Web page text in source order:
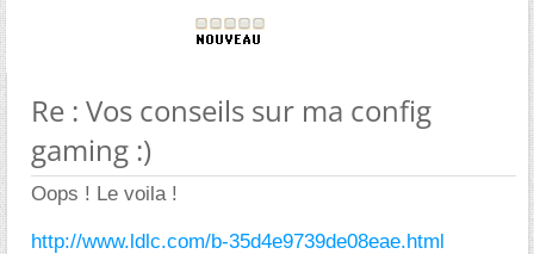
Re : Vos conseils sur ma config
gaming :)
Oops ! Le voila !
http://www.ldlc.com/b-35d4e9739de08eae.html